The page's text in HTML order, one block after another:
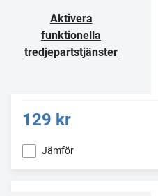
Aktivera
funktionella
tredjepartstjänster
129 kr
Jämför